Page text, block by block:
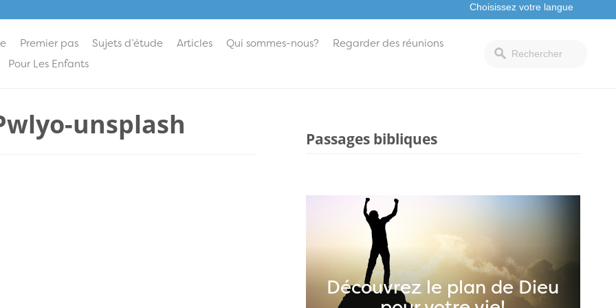
Premier pas Sujets d’étude Articles Qui sommes-nous?
Regarder des réunions
Pour Les Enfants
unsplash Passages bibliques
Découvrez le plan de Dieu